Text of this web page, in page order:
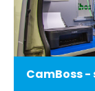
CamBoss